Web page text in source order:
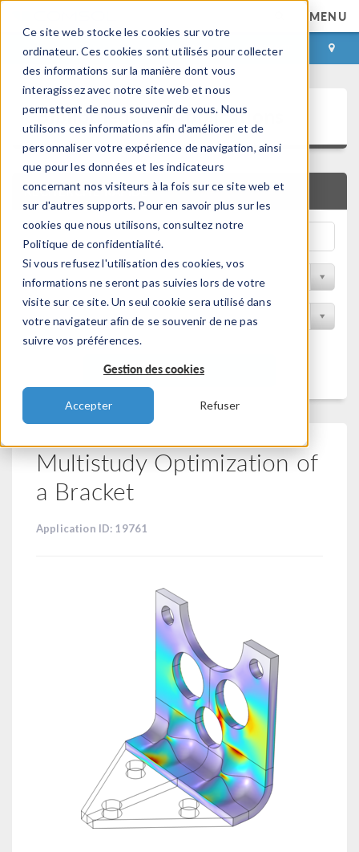
Ce site web stocke les cookies sur votre
ordinateur. Ces cookies sont utilisés pour collecter
des informations sur la manière dont vous
interagissez avec notre site web et nous
permettent de nous souvenir de vous. Nous
utilisons ces informations afin d'améliorer et de
personnaliser votre expérience de navigation, ainsi
que pour les données et les indicateurs
concernant nos visiteurs à la fois sur ce site web et
sur d'autres supports. Pour en savoir plus sur les
cookies que nous utilisons, consultez notre
Politique de confidentialité.
Si vous refusez l'utilisation des cookies, vos
informations ne seront pas suivies lors de votre
visite sur ce site. Un seul cookie sera utilisé dans
votre navigateur afin de se souvenir de ne pas
suivre vos préférences.
Gestion des cookies
Accepter Refuser
MENU
CONNEXION CONTACT
Bibliothèque d'Applications
RECHERCHE RAPIDE
Trier par Discipline
Filtrer par produit
Filtrer
Multistudy Optimization of
a Bracket
Application ID: 19761